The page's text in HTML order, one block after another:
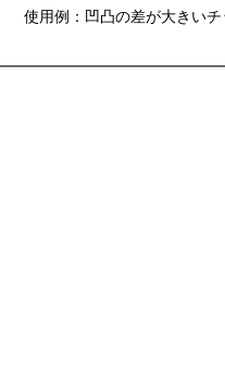
使用例：凹凸の差が大きい